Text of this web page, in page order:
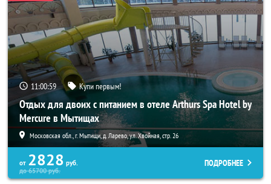
11:00:59 Купи первым!
Отдых для двоих с питанием в отеле Arthurs Spa Hotel by
Mercure в Мытищах
Московская обл., г. Мытищи, д. Ларево, ул. Хвойная, стр. 26
от 2828 руб.
до65700руб.
ПОДРОБНЕЕ